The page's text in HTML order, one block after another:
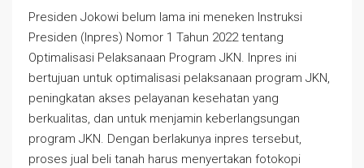
Presiden Jokowi belum lama ini meneken Instruksi
Presiden (Inpres) Nomor 1 Tahun 2022 tentang
Optimalisasi Pelaksanaan Program JKN. Inpres ini
bertujuan untuk optimalisasi pelaksanaan program JKN,
peningkatan akses pelayanan kesehatan yang
berkualitas, dan untuk menjamin keberlangsungan
program JKN. Dengan berlakunya inpres tersebut,
proses jual beli tanah harus menyertakan fotokopi